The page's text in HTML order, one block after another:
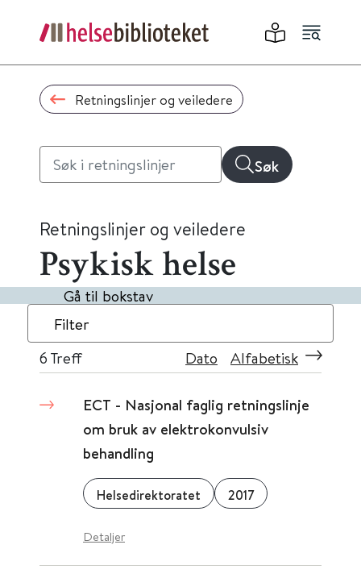
Retningslinjer og veiledere
Søk
Retningslinjer og veiledere
Psykisk helse
Gå til bokstav
Filter
6 Treff Dato Alfabetisk
ECT - Nasjonal faglig retningslinje
om bruk av elektrokonvulsiv
behandling
Helsedirektoratet 2017
Detaljer